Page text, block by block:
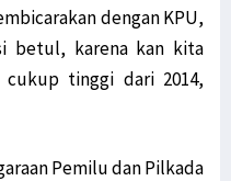
dengan KPU,
betul, karena kan kita
tinggi dari 2014,
Pemilu dan Pilkada